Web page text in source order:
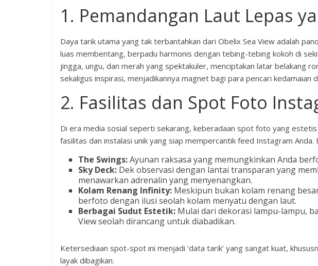
1. Pemandangan Laut Lepas
Daya tarik utama yang tak terbantahkan dari Obelix Sea View adalah
luas membentang, berpadu harmonis dengan tebing-tebing kokoh di
jingga, ungu, dan merah yang spektakuler, menciptakan latar belakang
sekaligus inspirasi, menjadikannya magnet bagi para pencari kedamaian
2. Fasilitas dan Spot Foto
Di era media sosial seperti sekarang, keberadaan spot foto yang
fasilitas dan instalasi unik yang siap mempercantik feed Instagram
The Swings:Ayunan raksasa yang memungkinkan Anda
Sky Deck: Dek observasi dengan lantai transparan yang
menawarkan adrenalin yang menyenangkan.
Kolam Renang Infinity: Meskipun bukan kolam renang
berfoto dengan ilusi seolah kolam menyatu dengan laut.
Berbagai Sudut Estetik: Mulai dari dekorasi lampu-lampu,
View seolah dirancang untuk diabadikan.
Ketersediaan spot-spot ini menjadi ‘data tarik’ yang sangat kuat,
layak dibagikan.